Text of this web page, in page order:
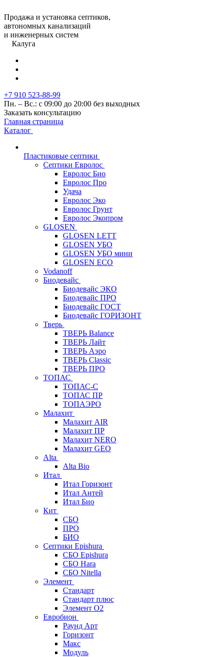
Продажа и установка септиков,
автономных канализаций
и инженерных систем
Калуга
+7 910 523-88-99
Пн. – Вс.: с 09:00 до 20:00 без выходных
Заказать консультацию
Главная страница
Каталог
Пластиковые септики
Септики Евролос
Евролос Био
Евролос Про
Удача
Евролос Эко
Евролос Грунт
Евролос Экопром
GLOSEN
GLOSEN LETT
GLOSEN УБО
GLOSEN УБО мини
GLOSEN ECO
Vodanoff
Биодевайс
Биодевайс ЭКО
Биодевайс ПРО
Биодевайс ГОСТ
Биодевайс ГОРИЗОНТ
Тверь
ТВЕРЬ Balance
ТВЕРЬ Лайт
ТВЕРЬ Аэро
ТВЕРЬ Classic
ТВЕРЬ ПРО
ТОПАС
ТОПАС-С
ТОПАС ПР
ТОПАЭРО
Малахит
Малахит AIR
Малахит ПР
Малахит NERO
Малахит GEO
Alta
Alta Bio
Итал
Итал Горизонт
Итал Антей
Итал Био
Кит
СБО
ПРО
БИО
Септики Epishura
СБО Epishura
СБО Hara
СБО Nitella
Элемент
Стандарт
Стандарт плюс
Элемент О2
Евробион
Раунд Арт
Горизонт
Макс
Модуль